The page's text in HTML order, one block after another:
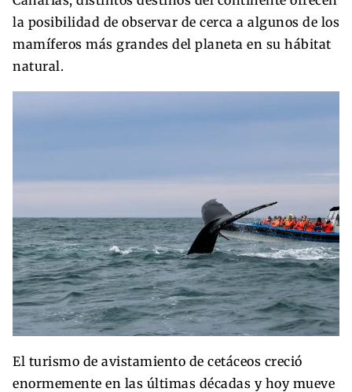
la posibilidad de observar de cerca a algunos de los
mamíferos más grandes del planeta en su hábitat
natural.
El turismo de avistamiento de cetáceos creció
enormemente en las últimas décadas y hoy mueve